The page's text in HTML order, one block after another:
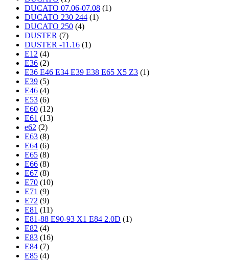
DUCATO 07.06-07.08 (1)
DUCATO 230 244 (1)
DUCATO 250 (4)
DUSTER (7)
DUSTER -11.16 (1)
E12 (4)
E36 (2)
E36 E46 E34 E39 E38 E65 X5 Z3 (1)
E39 (5)
E46 (4)
E53 (6)
E60 (12)
E61 (13)
e62 (2)
E63 (8)
E64 (6)
E65 (8)
E66 (8)
E67 (8)
E70 (10)
E71 (9)
E72 (9)
E81 (11)
E81-88 E90-93 X1 E84 2.0D (1)
E82 (4)
E83 (16)
E84 (7)
E85 (4)